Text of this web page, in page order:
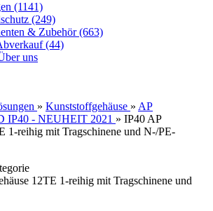
(1141)
(249)
& Zubehör (663)
(44)
uns
» Kunststoffgehäuse » AP
IP40 - NEUHEIT 2021 » IP40 AP
1-reihig mit Tragschinene und N-/PE-